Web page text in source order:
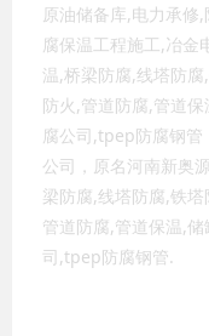
原油储备库,电力承修
腐保温工程施工,冶金
温,桥梁防腐,线塔防
防火,管道防腐,管道
腐公司,tpep防腐钢管
公司，原名河南新奥
梁防腐,线塔防腐,铁
管道防腐,管道保温,
司,tpep防腐钢管.